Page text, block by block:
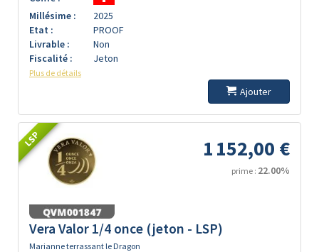
Millésime :
2025
Etat :
PROOF
Livrable :
Non
Fiscalité :
Jeton
Plus de détails
Ajouter
LSP 1 152,00 €
prime : 22.00%
Vera Valor 1/4 once (jeton - LSP)
Marianne terrassant le Dragon